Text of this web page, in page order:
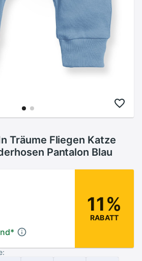
Träume Fliegen Katze
Pantalon Blau
*
11%
RABATT